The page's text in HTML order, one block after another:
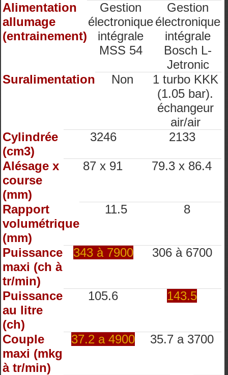
Alimentation
allumage
(entrainement)
Gestion
électronique
intégrale
MSS 54
Gestion
électronique
intégrale
Bosch L-
Jetronic
Suralimentation
Non
1 turbo KKK
(1.05 bar).
échangeur
air/air
Cylindrée
(cm3)
3246 2133
Alésage x
course
(mm)
87 x 91 79.3 x 86.4
Rapport
volumétrique
(mm)
11.5 8
Puissance
maxi (ch à
tr/min)
343 à 7900 306 à 6700
Puissance
au litre
(ch)
105.6 143.5
Couple
maxi (mkg
à tr/min)
37.2 a 4900 35.7 a 3700